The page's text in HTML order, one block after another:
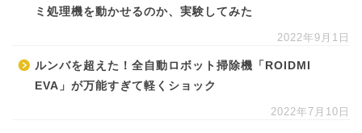
ミ処理機を動かせるのか、実験してみた
2022年9月1日
ルンバを超えた！全自動ロボット掃除機「ROIDMI
EVA」が万能すぎて軽くショック
2022年7月10日